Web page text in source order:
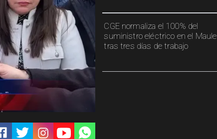
CGE normaliza el 100% del
suministro eléctrico en el Maule
tras tres días de trabajo